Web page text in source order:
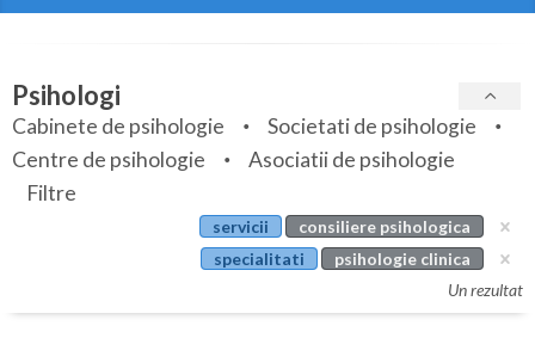
Arges
Bihor
Bistrita-Nasaud
Botosani
Specialitati
Servicii
Articole
Psihologi
Cabinete de psihologie
Societati de psihologie
Centre de psihologie
Asociatii de psihologie
Filtre
servicii
consiliere psihologica
specialitati
psihologie clinica
Un rezultat